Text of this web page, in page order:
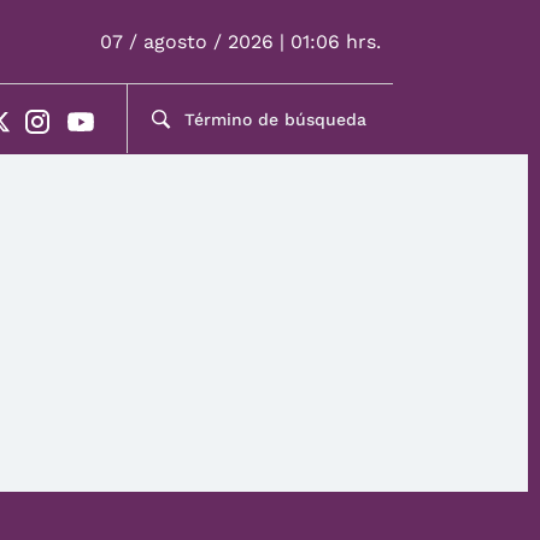
07 / agosto / 2026 | 01:06 hrs.